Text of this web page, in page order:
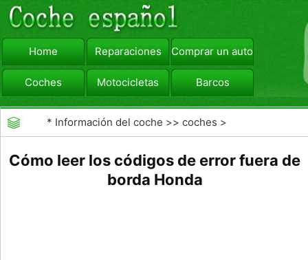
Home Reparaciones Comprar un automóvil
Coches Motocicletas Barcos
viajar Camiones
* Información del coche >>coches >
Cómo leer los códigos de error fuera de
borda Honda